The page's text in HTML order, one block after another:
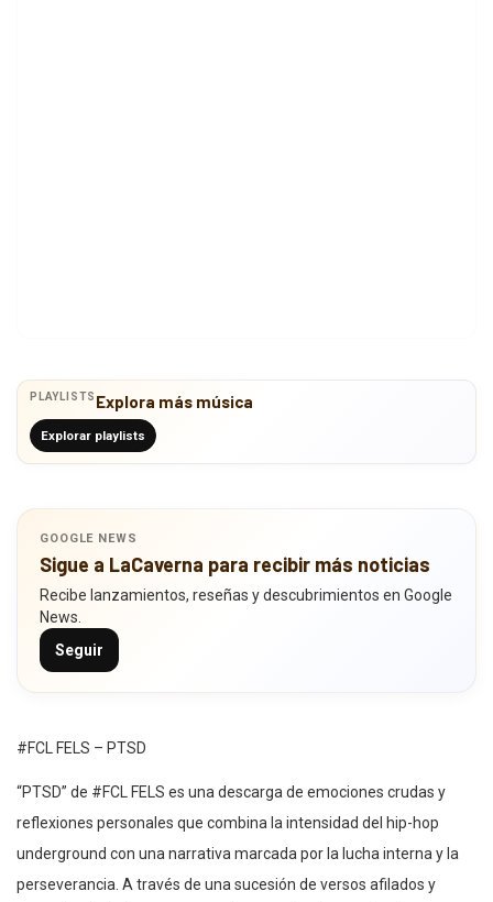
PLAYLISTS Explora más música
Explorar playlists
GOOGLE NEWS
Sigue a LaCaverna para recibir más noticias
Recibe lanzamientos, reseñas y descubrimientos en Google
News.
Seguir
#FCL FELS – PTSD
“PTSD” de #FCL FELS es una descarga de emociones crudas y
reflexiones personales que combina la intensidad del hip-hop
underground con una narrativa marcada por la lucha interna y la
perseverancia. A través de una sucesión de versos afilados y